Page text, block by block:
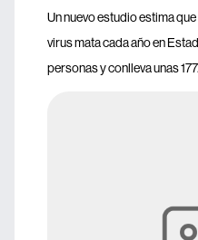
Un nuevo estudio estima
virus mata cada año en
personas y conlleva unas